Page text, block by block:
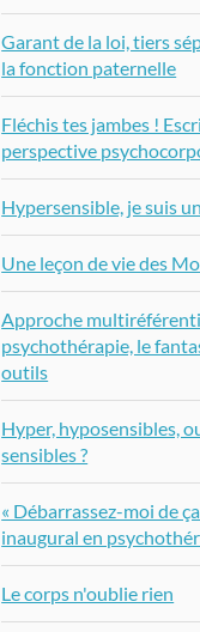
Garant de la loi, tiers
la fonction paternelle
Fléchis tes jambes !
perspective
Hypersensible, je suis
Une leçon de vie des
Approche
psychothérapie, le
outils
Hyper, hyposensibles,
sensibles ?
« Débarrassez-moi de
inaugural en
Le corps n'oublie rien